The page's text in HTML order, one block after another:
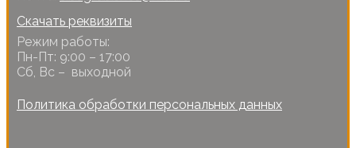
Скачать реквизиты
Режим работы:
Пн-Пт: 9:00 – 17:00
Сб, Вс – выходной
Политика обработки персональных данных